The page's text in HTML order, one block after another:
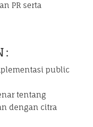
PR serta
:
public
tentang
dengan citra